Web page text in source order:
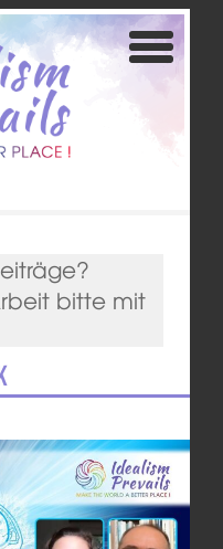
bitte mit